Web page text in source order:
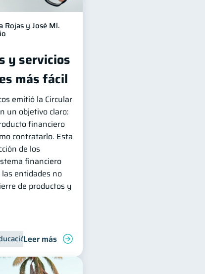
Rojas y José Ml.
y servicios
más fácil
emitió la Circular
un objetivo claro:
financiero
contratarlo. Esta
de los
financiero
entidades no
de productos y
financiera
Leer más